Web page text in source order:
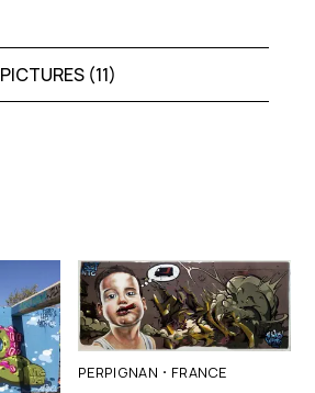
PICTURES (11)
PERPIGNAN · FRANCE